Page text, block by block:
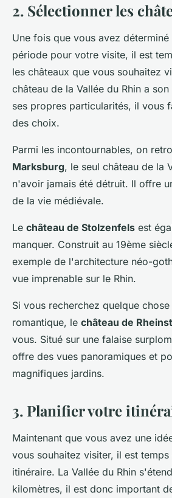
2. Sélectionner les
Une fois que vous avez déterminé
période pour votre visite, il est
les châteaux que vous souhaitez
château de la Vallée du Rhin a
ses propres particularités, il vous
des choix.
Parmi les incontournables, on
Marksburg, le seul château de la
n'avoir jamais été détruit. Il offre
de la vie médiévale.
Le château de Stolzenfels est
manquer. Construit au 19ème
exemple de l'architecture néo-
vue imprenable sur le Rhin.
Si vous recherchez quelque
romantique, le château de
vous. Situé sur une falaise
offre des vues panoramiques et
magnifiques jardins.
3. Planifier votre
Maintenant que vous avez une
vous souhaitez visiter, il est
itinéraire. La Vallée du Rhin
kilomètres, il est donc important